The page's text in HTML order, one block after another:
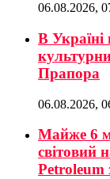
06.08.2026,
В Україні
Прапора
06.08.2026,
Майже 6
світовий
Petroleum